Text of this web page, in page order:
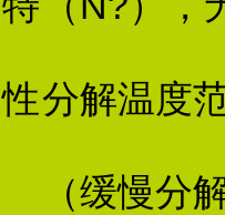
性分解温度
（缓慢分